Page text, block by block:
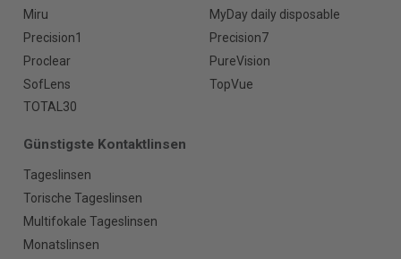
Miru
MyDay daily disposable
Precision1
Precision7
Proclear
PureVision
SofLens
TopVue
TOTAL30
Günstigste Kontaktlinsen
Tageslinsen
Torische Tageslinsen
Multifokale Tageslinsen
Monatslinsen